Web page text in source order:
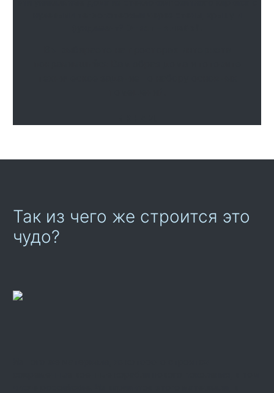
Так из чего же строится это
чудо?